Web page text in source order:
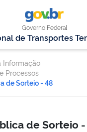
Governo Federal
de Transportes
Informação
Processos
de Sorteio - 48
de Sorteio